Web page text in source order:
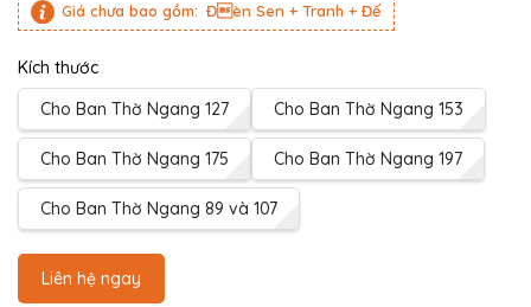
Kích thước
Cho Ban Thờ Ngang 127
Cho Ban Thờ Ngang 153
Cho Ban Thờ Ngang 175 Cho Ban Thờ Ngang 197
Cho Ban Thờ Ngang 89 và 107
Liên hệ ngay
Giá chưa bao gồm: Đèn Sen + Tranh + Đế